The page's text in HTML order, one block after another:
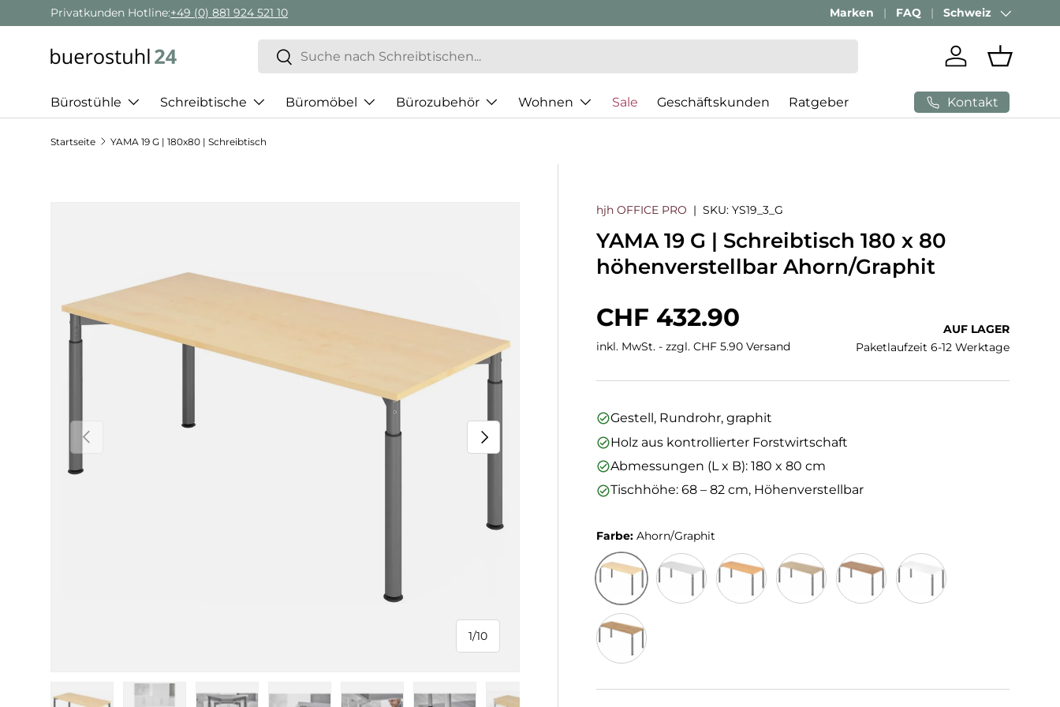
Direkt zum Inhalt
Privatkunden Hotline:+49 (0) 881 924 521 10 Marken FAQ Land/Region
Schweiz
Suchen
Suchen
Einloggen
Bürostühle Schreibtische Büromöbel Bürozubehör Wohnen Sale Geschäftskunden Ratgeber Kontakt
Startseite YAMA 19 G | 180x80 | Schreibtisch
Vorherige
1/
von
10
Nächste
hjh OFFICE PRO |SKU: YS19_3_G
YAMA 19 G | Schreibtisch 180 x 80
höhenverstellbar Ahorn/Graphit
Normaler Preis
CHF 432.90
inkl. MwSt. - zzgl. CHF 5.90 Versand
AUF LAGER
Paketlaufzeit 6-12 Werktage
Gestell, Rundrohr, graphit
Holz aus kontrollierter Forstwirtschaft
Abmessungen (L x B): 180 x 80 cm
Tischhöhe: 68 – 82 cm, Höhenverstellbar
Farbe:Ahorn/Graphit
Ahorn/Graphit